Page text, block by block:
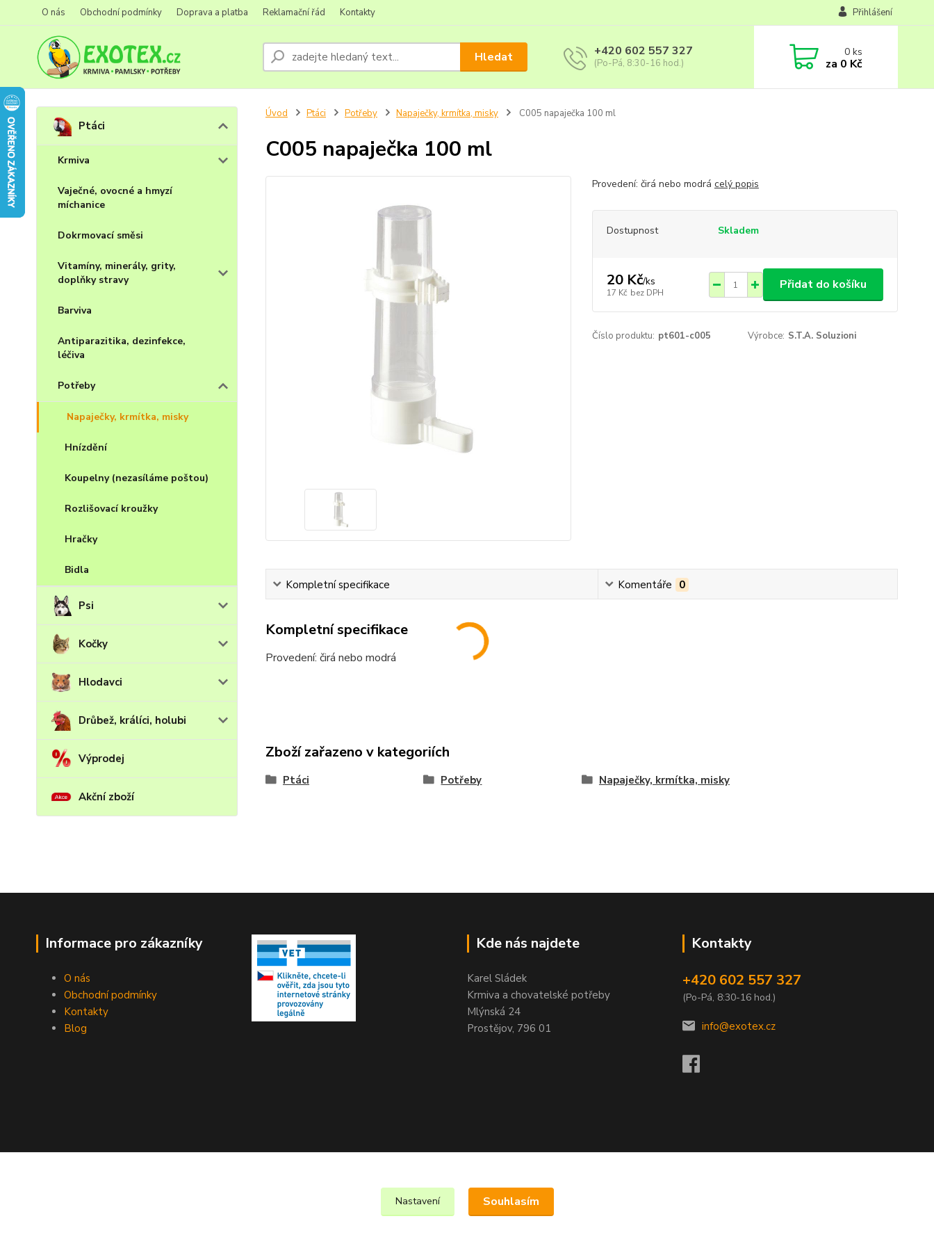
O nás Obchodní podmínky Doprava a platba Reklamační řád Kontakty Přihlášení
Hledat +420 602 557 327
(Po-Pá, 8:30-16 hod.)
0ks
za 0 Kč
Ptáci
Krmiva
Vaječné, ovocné a hmyzí
míchanice
Dokrmovací směsi
Vitamíny, minerály, grity,
doplňky stravy
Barviva
Antiparazitika, dezinfekce,
léčiva
Potřeby
Napaječky, krmítka, misky
Hnízdění
Koupelny (nezasíláme poštou)
Rozlišovací kroužky
Hračky
Bidla
Psi
Kočky
Hlodavci
Drůbež, králíci, holubi
Výprodej
Akční zboží
Úvod Ptáci Potřeby Napaječky, krmítka, misky C005 napaječka 100 ml
C005 napaječka 100 ml
Provedení: čirá nebo modrá celý popis
Dostupnost Skladem
20 Kč/ks
17 Kč bez DPH
Přidat do košíku
Číslo produktu: pt601-c005 Výrobce: S.T.A. Soluzioni
Kompletní specifikace Komentáře 0
Kompletní specifikace
Provedení: čirá nebo modrá
Zboží zařazeno v kategoriích
Ptáci Potřeby Napaječky, krmítka, misky
Informace pro zákazníky
O nás
Obchodní podmínky
Kontakty
Blog
Kde nás najdete
Karel Sládek
Krmiva a chovatelské potřeby
Mlýnská 24
Prostějov, 796 01
Kontakty
+420 602 557 327
(Po-Pá, 8:30-16 hod.)
info@exotex.cz
Nastavení Souhlasím